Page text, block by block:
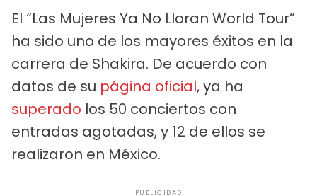
El “Las Mujeres Ya No Lloran World Tour”
ha sido uno de los mayores éxitos en la
carrera de Shakira. De acuerdo con
datos de su página oficial, ya ha
superado los 50 conciertos con
entradas agotadas, y 12 de ellos se
realizaron en México.
PUBLICIDAD